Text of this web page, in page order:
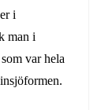
i
man i
var hela